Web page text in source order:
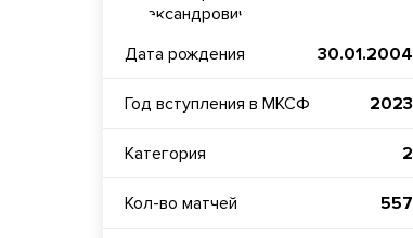
Дата рождения 30.01.2004
Год вступления в МКСФ 2023
Категория 2
Кол-во матчей 557